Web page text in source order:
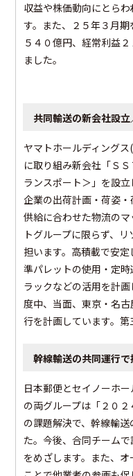
収益や株価動向にとら
す。また、２５年３月
５４０億円、経常利益
ました。
共同輸送の新会社設立
ヤマトホールディング
に取り組み新会社「Ｓ
ランスポート＞」を設
企業の出荷計画・荷姿
供給に合わせた物流の
トグループに限らず、
担います。高積載で安
準パレットの使用・定
ラックなどの活用を計
度中、当面、東京・名
行を計画しています。第
幹線輸送の共同運行
日本郵便とセイノーホ
の両グループは「２０
の課題解決で、幹線輸
た。今後、合同チーム
をめざします。また、